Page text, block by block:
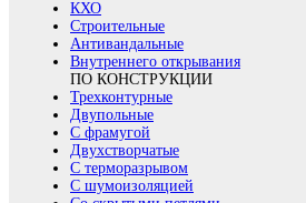
КХО
Строительные
Антивандальные
Внутреннего открывания
ПО КОНСТРУКЦИИ
Трехконтурные
Двупольные
С фрамугой
Двухстворчатые
С терморазрывом
С шумоизоляцией